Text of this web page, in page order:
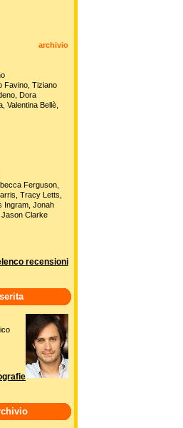
archivio
Favino, Tiziano
Dora
Valentina Bellè,
Ferguson,
Tracy Letts,
Ingram, Jonah
Clarke
recensioni